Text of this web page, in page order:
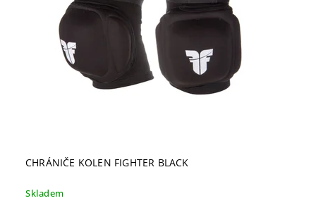
CHRÁNIČE KOLEN FIGHTER BLACK
Skladem